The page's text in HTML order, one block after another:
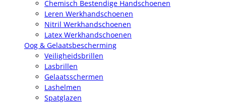
Chemisch Bestendige Handschoenen
Leren Werkhandschoenen
Nitril Werkhandschoenen
Latex Werkhandschoenen
Oog & Gelaatsbescherming
Veiligheidsbrillen
Lasbrillen
Gelaatsschermen
Lashelmen
Spatglazen